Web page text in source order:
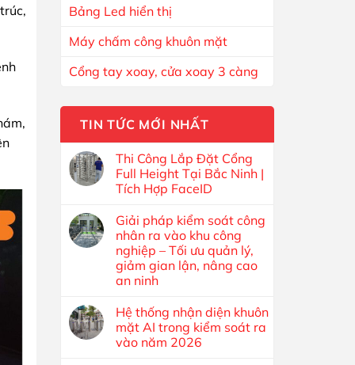
Bảng Led hiển thị
Máy chấm công khuôn mặt
Cổng tay xoay, cửa xoay 3 càng
TIN TỨC MỚI NHẤT
Thi Công Lắp Đặt Cổng
Full Height Tại Bắc Ninh |
Tích Hợp FaceID
Giải pháp kiểm soát công
nhân ra vào khu công
nghiệp – Tối ưu quản lý,
giảm gian lận, nâng cao
an ninh
Hệ thống nhận diện khuôn
mặt AI trong kiểm soát ra
vào năm 2026